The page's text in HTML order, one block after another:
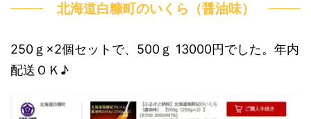
北海道白糠町のいくら（醤油味）
250ｇ×2個セットで、500ｇ 13000円でした。年内
配送ＯＫ♪